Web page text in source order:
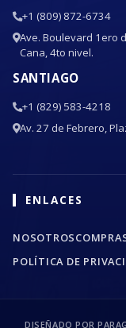
+1 (809) 872-6734
Ave. Boulevard 1ero
Cana, 4to nivel.
SANTIAGO
+1 (829) 583-4218
Av. 27 de Febrero,
ENLACES
NOSOTROSCOMPRA
POLÍTICA DE
DISEÑADO POR